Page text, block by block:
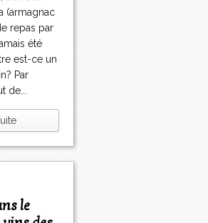
(armagnac
repas par
été
est-ce un
Par
de...